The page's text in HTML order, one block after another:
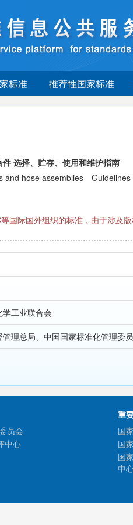
标准 推荐性国家标准
选择、贮存、使用和维护指南
and hose
国际国外组织的标准，由于涉及
工业联合会
管理总局、中国国家标准化管理委
员会
中心
重
国
国
国
中